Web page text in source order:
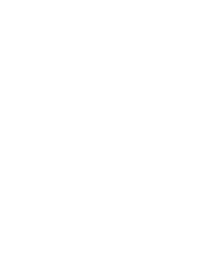
Dokumenti su deo stotina
programa deklasifikacije,